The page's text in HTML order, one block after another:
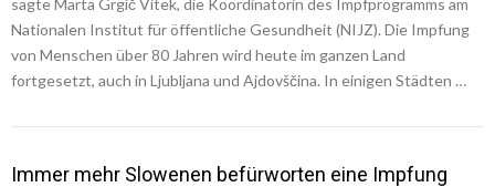
Nationalen Institut für öffentliche Gesundheit (NIJZ). Die Impfung
von Menschen über 80 Jahren wird heute im ganzen Land
fortgesetzt, auch in Ljubljana und Ajdovščina. In einigen Städten …
Immer mehr Slowenen befürworten eine Impfung